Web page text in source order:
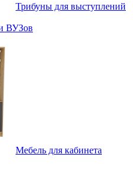
Трибуны для выступлений
ВУЗов
Мебель для кабинета